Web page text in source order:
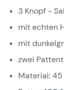
3 Knopf -
mit echten
mit
zwei
Material: 45